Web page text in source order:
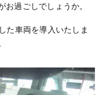
過ごしでしょうか。
た車両を導入いたしま